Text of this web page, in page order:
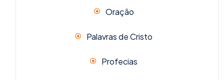
Oração
Palavras de Cristo
Profecias